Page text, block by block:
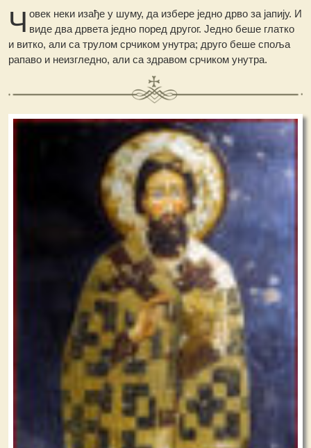
Ч овек неки изађе у шуму, да избере једно дрво за јапију. И
виде два дрвета једно поред другог. Једно беше глатко
и витко, али са трулом срчиком унутра; друго беше споља
рапаво и неизгледно, али са здравом срчиком унутра.